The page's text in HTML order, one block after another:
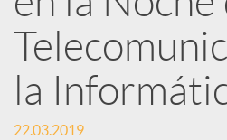
s
S
la
22.03.2019